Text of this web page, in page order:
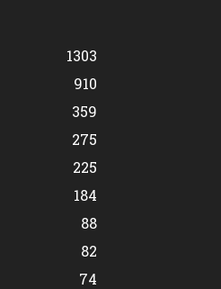
1303
910
359
275
225
184
88
82
74